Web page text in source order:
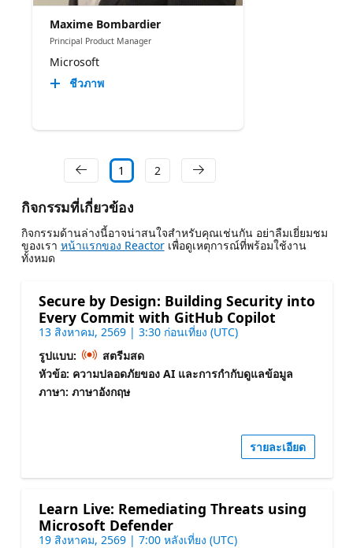
Maxime Bombardier
Principal Product Manager
Microsoft
ชีวภาพ
1 2
กิจกรรมที่เกี่ยวข้อง
กิจกรรมด้านล่างนี้อาจน่าสนใจสําหรับคุณเช่นกัน อย่าลืมเยี่ยมชม
ของเรา หน้าแรกของ Reactorเพื่อดูเหตุการณ์ที่พร้อมใช้งาน
ทั้งหมด
Secure by Design: Building Security into
Every Commit with GitHub Copilot
13 สิงหาคม, 2569 | 3:30 ก่อนเที่ยง (UTC)
รูปแบบ:
สตรีมสด
หัวข้อ: ความปลอดภัยของ AI และการกํากับดูแลข้อมูล
ภาษา: ภาษาอังกฤษ
รายละเอียด
Learn Live: Remediating Threats using
Microsoft Defender
19 สิงหาคม, 2569 | 7:00 หลังเที่ยง (UTC)